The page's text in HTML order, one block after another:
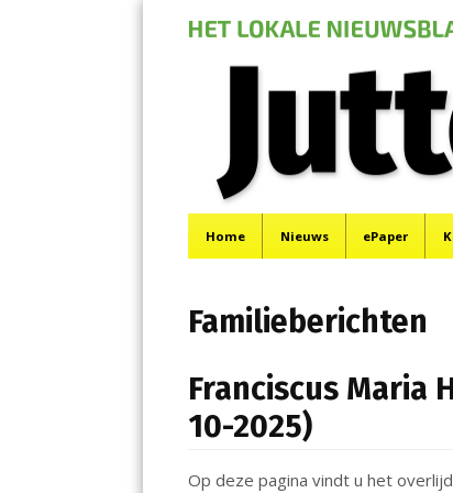
Menu
Home Nieuws ePaper
Familieberichten
Franciscus Maria
10-2025)
Op deze pagina vindt u het